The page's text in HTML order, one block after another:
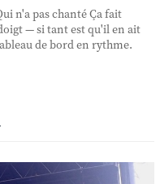
n'a pas chanté Ça fait
— si tant est qu'il en ait
de bord en rythme.